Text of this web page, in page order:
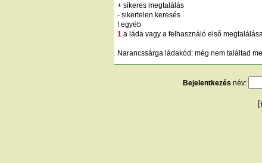
+ sikeres megtalálás
- sikertelen keresés
! egyéb
1 a láda vagy a felhasználó első
Narancssárga ládakód: még nem találtad
Bejelentkezés név: